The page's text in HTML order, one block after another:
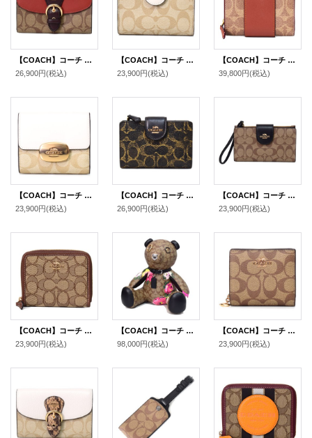
【COACH】コーチ コーティングキャンバス レザー シグネチャー クリオ ミディアム ウォレット 二つ折り財布 カーキマルチ（日本未発売）
26,900円(税込)
【COACH】コーチ コーティングキャンバス スムースレザー シグネチャー ミディアム コーナー ジップ ウォレット 二つ折り財布 ライトカーキ×チャーク（日本未発売）
23,900円(税込)
【COACH】コーチ 財布 コーティングキャンバス レザー シグネチャー カラーブラック ビルフォールド ロゴ スナップ ウォレット 二つ折り 財布 タンキャラメル（日本未発売）
39,800円(税込)
【COACH】コーチ コーティングキャンバス レザー シグネチャー スモール エライザ ロゴ ウォレット 二つ折り財布 ライトカーキ×チャーク【訳あり】〔日本未発売〕
23,900円(税込)
【COACH】コーチ 財布 コーティングキャンバス レザー シグネチャー ラブド ミディアム コーナー ジップ ウォレット 二つ折り財布 ブラウン（日本未発売）
26,900円(税込)
【COACH】コーチ コーティングキャンバス スムースレザー シグネチャー カラーブロック フォン iPhone スマホ テック ウォレット リストレット 財布 カーキ×ブラック〔日本未発売〕
23,900円(税込)
【COACH】コーチ ジャガード レザー シグネチャー ロゴ スモール ジップ アラウンド ウォレット 二つ折り 財布 カーキ×サドルマルチ〔日本未発売〕
23,900円(税込)
【COACH】コーチ コーティングキャンバス ぺブルレザー スムースレザー シグネチャー ベアー ビンテージ ローズ バラ 花柄 フラワー フローラル プリント コレクティブル ぬいぐるみ カーキ×ピンク〔日本未発売〕
98,000円(税込)
【COACH】コーチ コーティングキャンバス スムースレザー シグネチャー ロゴチャーム スナップ ウォレット 二つ折り 財布 カーキレッドウッド（日本未発売）
23,900円(税込)